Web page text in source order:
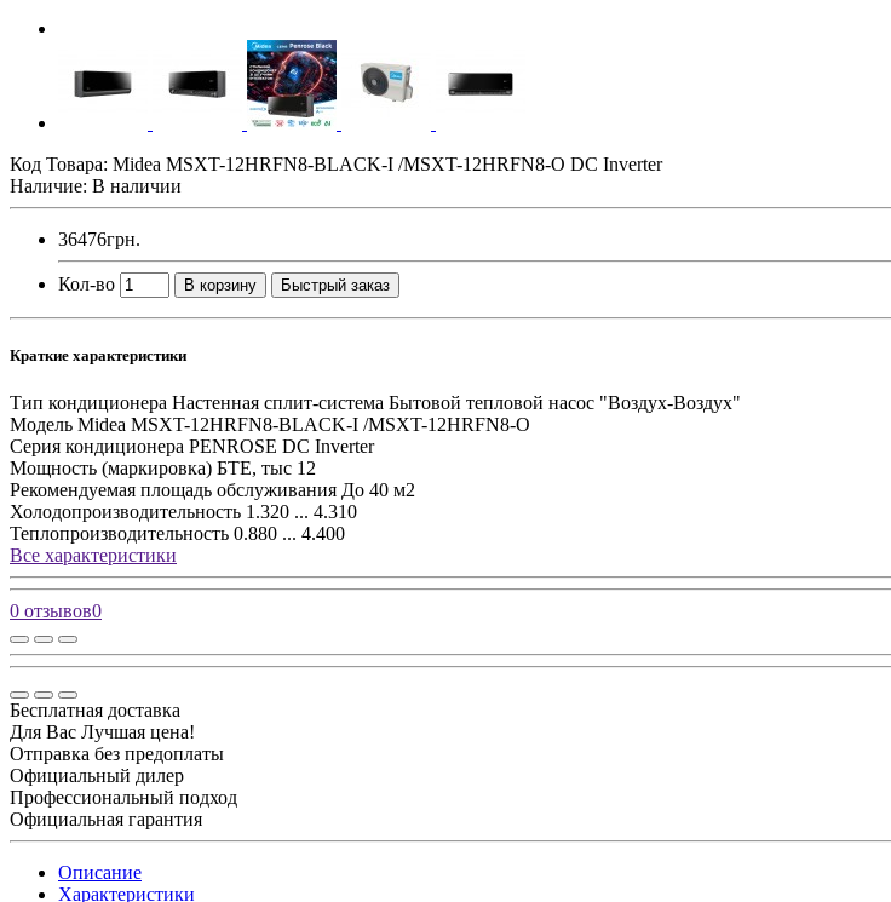
Код Товара: Midea MSXT-12HRFN8-BLACK-I /MSXT-12HRFN8-O DC Inverter
Наличие: В наличии
36476грн.
Кол-во В корзину Быстрый заказ
Краткие характеристики
Тип кондиционера Настенная сплит-система Бытовой тепловой насос "Воздух-Воздух"
Модель Midea MSXT-12HRFN8-BLACK-I /MSXT-12HRFN8-O
Серия кондиционера PENROSE DC Inverter
Мощность (маркировка) БТЕ, тыс 12
Рекомендуемая площадь обслуживания До 40 м2
Холодопроизводительность 1.320 ... 4.310
Теплопроизводительность 0.880 ... 4.400
Все характеристики
0 отзывов0
Бесплатная доставка
Для Вас Лучшая цена!
Отправка без предоплаты
Официальный дилер
Профессиональный подход
Официальная гарантия
Описание
Характеристики